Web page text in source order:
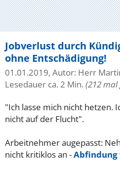
Jobverlust durch
ohne Entschädigung!
01.01.2019, Autor: Herr
Lesedauer ca. 2 Min. (212 mal
"Ich lasse mich nicht hetzen.
nicht auf der Flucht".
Arbeitnehmer augepasst:
nicht kritiklos an -Abfindung